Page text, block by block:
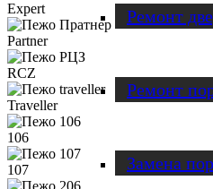
Ремонт
Ремонт
Замена
Expert
Partner
RCZ
Traveller
106
107